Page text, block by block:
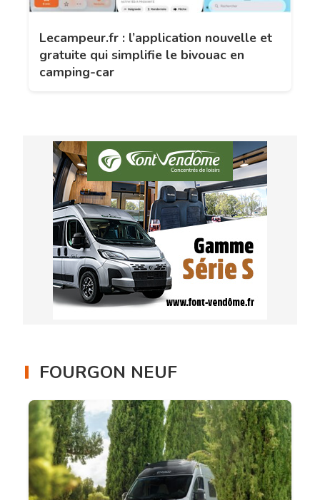
Lecampeur.fr : l’application nouvelle et
gratuite qui simplifie le bivouac en
camping-car
FOURGON NEUF